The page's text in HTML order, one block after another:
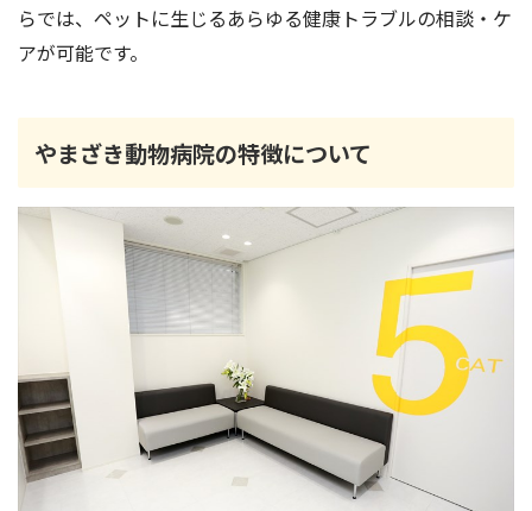
らでは、ペットに生じるあらゆる健康トラブルの相談・ケ
アが可能です。
やまざき動物病院の特徴について